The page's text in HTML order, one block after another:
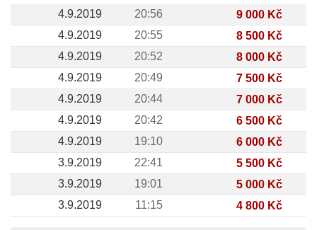
4.9.2019 20:56
9 000 Kč
4.9.2019
20:55
8 500 Kč
4.9.2019
20:52
8 000 Kč
4.9.2019
20:49
7 500 Kč
4.9.2019
20:44
7 000 Kč
4.9.2019
20:42
6 500 Kč
4.9.2019
19:10
6 000 Kč
3.9.2019
22:41
5 500 Kč
3.9.2019
19:01
5 000 Kč
3.9.2019
11:15 4 800 Kč